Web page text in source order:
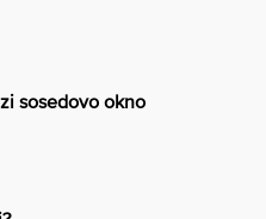
sosedovo okno